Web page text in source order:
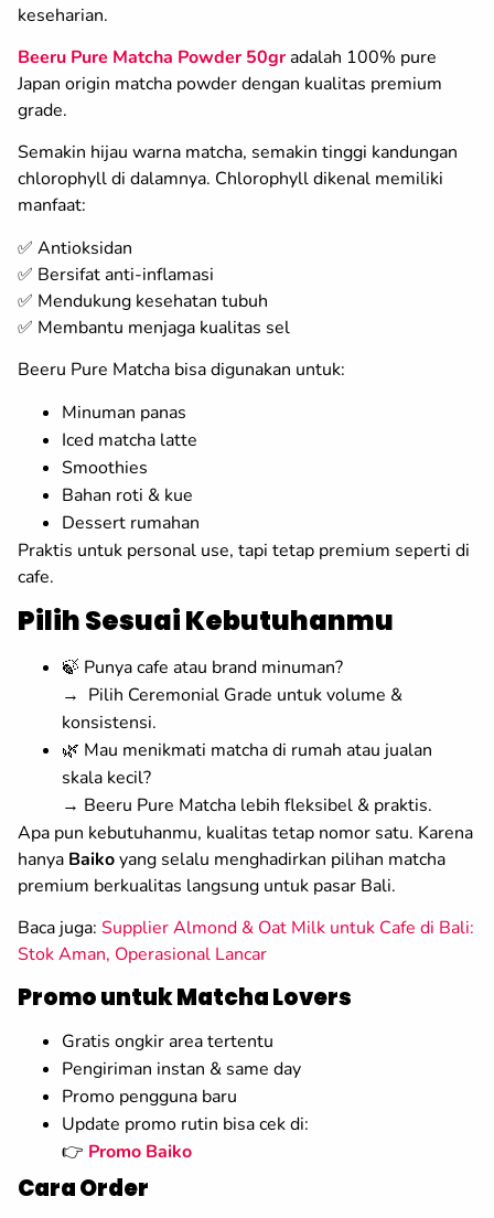
keseharian.
Beeru Pure Matcha Powder 50gradalah 100% pure
Japan origin matcha powder dengan kualitas premium
grade.
Semakin hijau warna matcha, semakin tinggi kandungan
chlorophyll di dalamnya. Chlorophyll dikenal memiliki
manfaat:
✅ Antioksidan
✅ Bersifat anti-inflamasi
✅ Mendukung kesehatan tubuh
✅ Membantu menjaga kualitas sel
Beeru Pure Matcha bisa digunakan untuk:
Minuman panas
Iced matcha latte
Smoothies
Bahan roti & kue
Dessert rumahan
Praktis untuk personal use, tapi tetap premium seperti di
cafe.
Pilih Sesuai Kebutuhanmu
🍃 Punya cafe atau brand minuman?
→ Pilih Ceremonial Grade untuk volume &
konsistensi.
🌿 Mau menikmati matcha di rumah atau jualan
skala kecil?
→ Beeru Pure Matcha lebih fleksibel & praktis.
Apa pun kebutuhanmu, kualitas tetap nomor satu. Karena
hanya Baikoyang selalu menghadirkan pilihan matcha
premium berkualitas langsung untuk pasar Bali.
Baca juga: Supplier Almond & Oat Milk untuk Cafe di Bali:
Stok Aman, Operasional Lancar
Promo untuk Matcha Lovers
Gratis ongkir area tertentu
Pengiriman instan & same day
Promo pengguna baru
Update promo rutin bisa cek di:
👉 Promo Baiko
Cara Order